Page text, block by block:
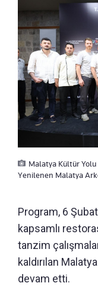
Malatya Kültür Yolu
Yenilenen Malatya
Program, 6
kapsamlı
tanzim
kaldırılan
devam etti.